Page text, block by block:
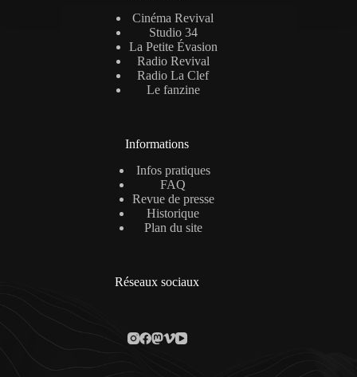
Cinéma Revival
Studio 34
La Petite Évasion
Radio Revival
Radio La Clef
Le fanzine
Informations
Infos pratiques
FAQ
Revue de presse
Historique
Plan du site
Réseaux sociaux